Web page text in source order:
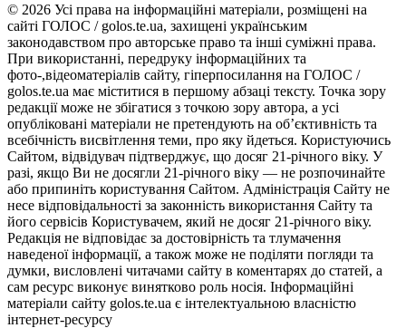
© 2026 Усі права на інформаційні матеріали, розміщені на
сайті ГОЛОС / golos.te.ua, захищені українським
законодавством про авторське право та інші суміжні права.
При використанні, передруку інформаційних та
фото-,відеоматеріалів сайту, гіперпосилання на ГОЛОС /
golos.te.ua має міститися в першому абзаці тексту. Точка зору
редакції може не збігатися з точкою зору автора, а усі
опубліковані матеріали не претендують на об’єктивність та
всебічність висвітлення теми, про яку йдеться. Користуючись
Сайтом, відвідувач підтверджує, що досяг 21-річного віку. У
разі, якщо Ви не досягли 21-річного віку — не розпочинайте
або припиніть користування Сайтом. Адміністрація Сайту не
несе відповідальності за законність використання Сайту та
його сервісів Користувачем, який не досяг 21-річного віку.
Редакція не відповідає за достовірність та тлумачення
наведеної інформації, а також може не поділяти погляди та
думки, висловлені читачами сайту в коментарях до статей, а
сам ресурс виконує винятково роль носія. Інформаційні
матеріали сайту golos.te.ua є інтелектуальною власністю
інтернет-ресурсу